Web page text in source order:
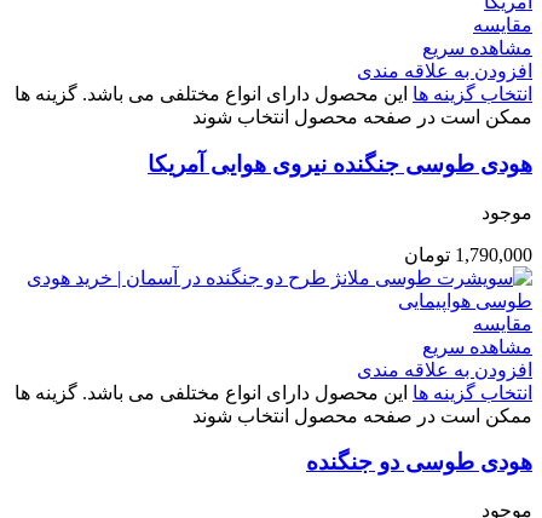
مقایسه
مشاهده سریع
افزودن به علاقه مندی
انتخاب گزینه ها این محصول دارای انواع مختلفی می باشد. گزینه ها
ممکن است در صفحه محصول انتخاب شوند
هودی طوسی جنگنده نیروی هوایی آمریکا
موجود
1,790,000 تومان
مقایسه
مشاهده سریع
افزودن به علاقه مندی
انتخاب گزینه ها این محصول دارای انواع مختلفی می باشد. گزینه ها
ممکن است در صفحه محصول انتخاب شوند
هودی طوسی دو جنگنده
موجود